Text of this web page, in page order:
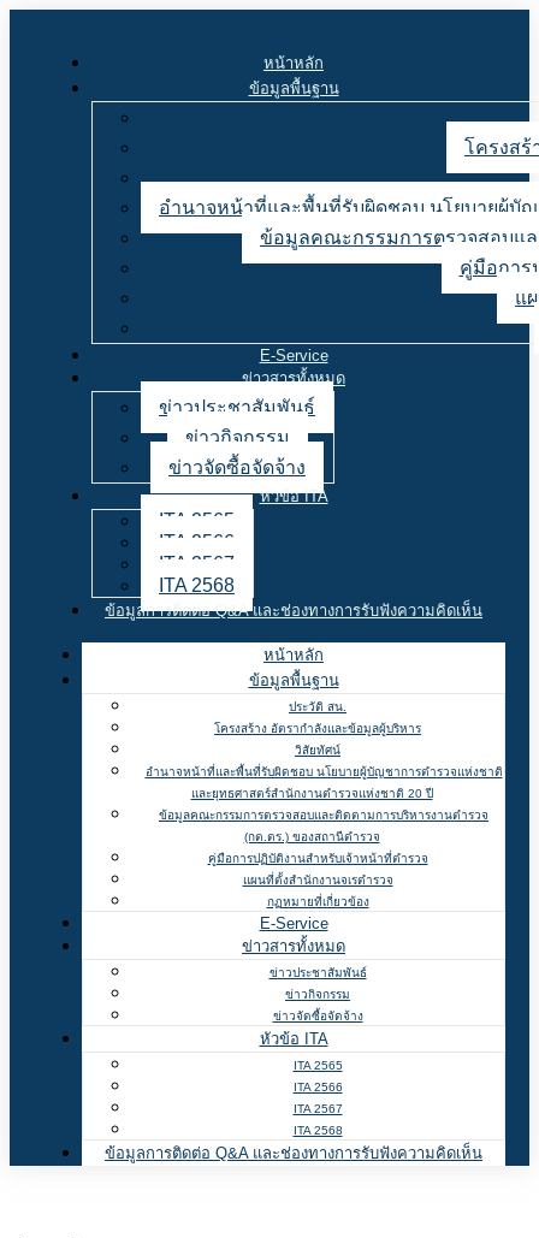
หน้าหลัก
ข้อมูลพื้นฐาน
โครงสร้
อำนาจหน้าที่และพื้นที่รับผิดชอบ นโยบายผู้บั
ข้อมูลคณะกรรมการตรวจสอบแล
คู่มือการ
แ
E-Service
ข่าวสารทั้งหมด
ข่าวประชาสัมพันธ์
ข่าวกิจกรรม
ข่าวจัดซื้อจัดจ้าง
หัวข้อ ITA
ITA 2565
ITA 2566
ITA 2567
ITA 2568
ข้อมูลการติดต่อ Q&A และช่องทางการรับฟังความคิดเห็น
หน้าหลัก
ข้อมูลพื้นฐาน
ประวัติ สน.
โครงสร้าง อัตรากำลังและข้อมูลผู้บริหาร
วิสัยทัศน์
อำนาจหน้าที่และพื้นที่รับผิดชอบ นโยบายผู้บัญชาการตำรวจแห่งชาติ
และยุทธศาสตร์สำนักงานตำรวจแห่งชาติ 20 ปี
ข้อมูลคณะกรรมการตรวจสอบและติดตามการบริหารงานตำรวจ
(กต.ตร.) ของสถานีตำรวจ
คู่มือการปฏิบัติงานสำหรับเจ้าหน้าที่ตำรวจ
แผนที่ตั้งสำนักงานจเรตำรวจ
กฏหมายที่เกี่ยวข้อง
E-Service
ข่าวสารทั้งหมด
ข่าวประชาสัมพันธ์
ข่าวกิจกรรม
ข่าวจัดซื้อจัดจ้าง
หัวข้อ ITA
ITA 2565
ITA 2566
ITA 2567
ITA 2568
ข้อมูลการติดต่อ Q&A และช่องทางการรับฟังความคิดเห็น